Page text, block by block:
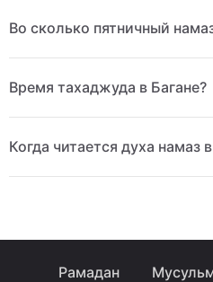
Во сколько пятничный
Время тахаджуда в Багане?
Когда читается духа намаз
Рамадан